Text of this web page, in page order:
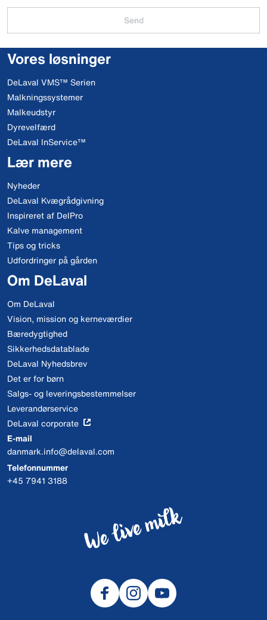
Send
Vores løsninger
DeLaval VMS™ Serien
Malkningssystemer
Malkeudstyr
Dyrevelfærd
DeLaval InService™
Lær mere
Nyheder
DeLaval Kvægrådgivning
Inspireret af DelPro
Kalve management
Tips og tricks
Udfordringer på gården
Om DeLaval
Om DeLaval
Vision, mission og kerneværdier
Bæredygtighed
Sikkerhedsdatablade
DeLaval Nyhedsbrev
Det er for børn
Salgs- og leveringsbestemmelser
Leverandørservice
DeLaval corporate
E-mail
danmark.info@delaval.com
Telefonnummer
+45 7941 3188